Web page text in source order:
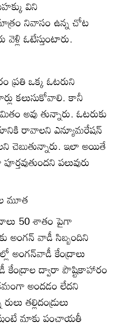
విని
నివాసం ఉన్న చోట
ఓటేస్తుంటారు.
ప్రతి ఒక్క ఓటరుని
కలుసుకోవాలి. కానీ
తున్నారు. ఓటరుకు
రావాలని ఎన్యూమరేషన్‌
ఇలా అయితే
పలువురు
మూత
50 శాతం పైగా
అంగన్‌ వాడీ సిబ్బందిని
కేంద్రాలు
కేంద్రాల ద్వారా పౌష్టికాహారం
అందడం లేదని
తల్లిదండ్రులు
మాకు పంచాయతీ